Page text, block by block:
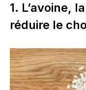
1. L’avoine,
réduire le